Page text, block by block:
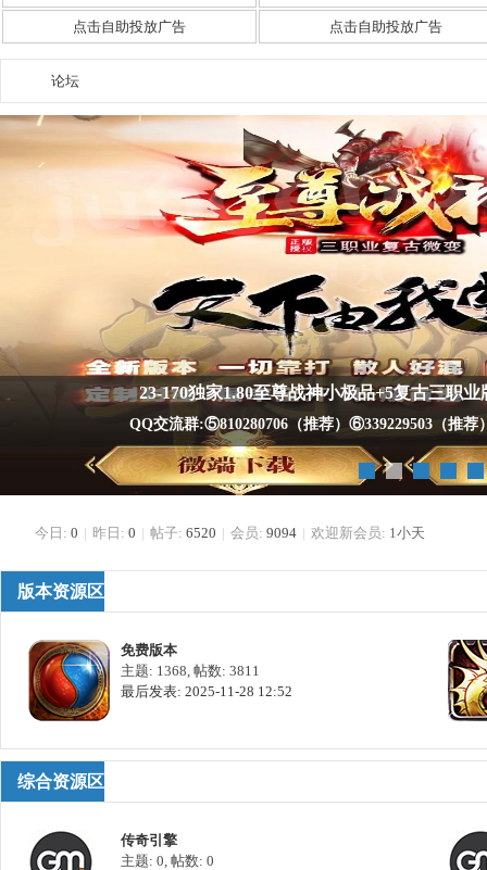
点击自助投放广告 点击自助投放广告
四
版
论坛
24-134《梦回传奇》1.70复古三职业养老客
QQ交流群:⑤810280706（推荐）⑥339229503（推荐
今日: 0 | 昨日: 0 | 帖子: 6520 | 会员: 9094 | 欢迎新会员: 1小天
版本资源区
免费版本
主题: 1368, 帖数: 3811
最后发表: 2025-11-28 12:52
综合资源区
传奇引擎
主题: 0, 帖数: 0